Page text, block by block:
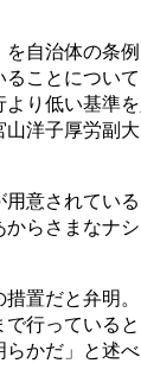
自治体の条
ことについ
り低い基準
洋子厚労副
意されてい
らさまなナ
置だと弁明
行っている
かだ」と述べ